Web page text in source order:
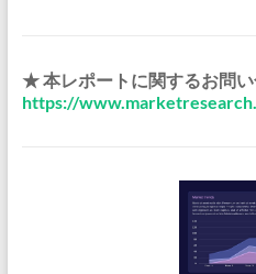
★ 本レポートに関するお問
https://